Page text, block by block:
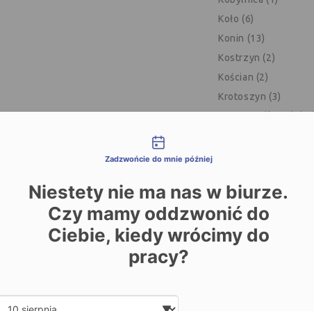
Koło (6)
Konin (13)
Kostrzyn (2)
Kościan (2)
Krotoszyn (3)
Mosina (1)
Nowy Tomyśl (4)
Oborniki (1)
Zadzwońcie do mnie później
Niestety nie ma nas w biurze.
Czy mamy oddzwonić do
Ciebie, kiedy wrócimy do
pracy?
Date and time slection for